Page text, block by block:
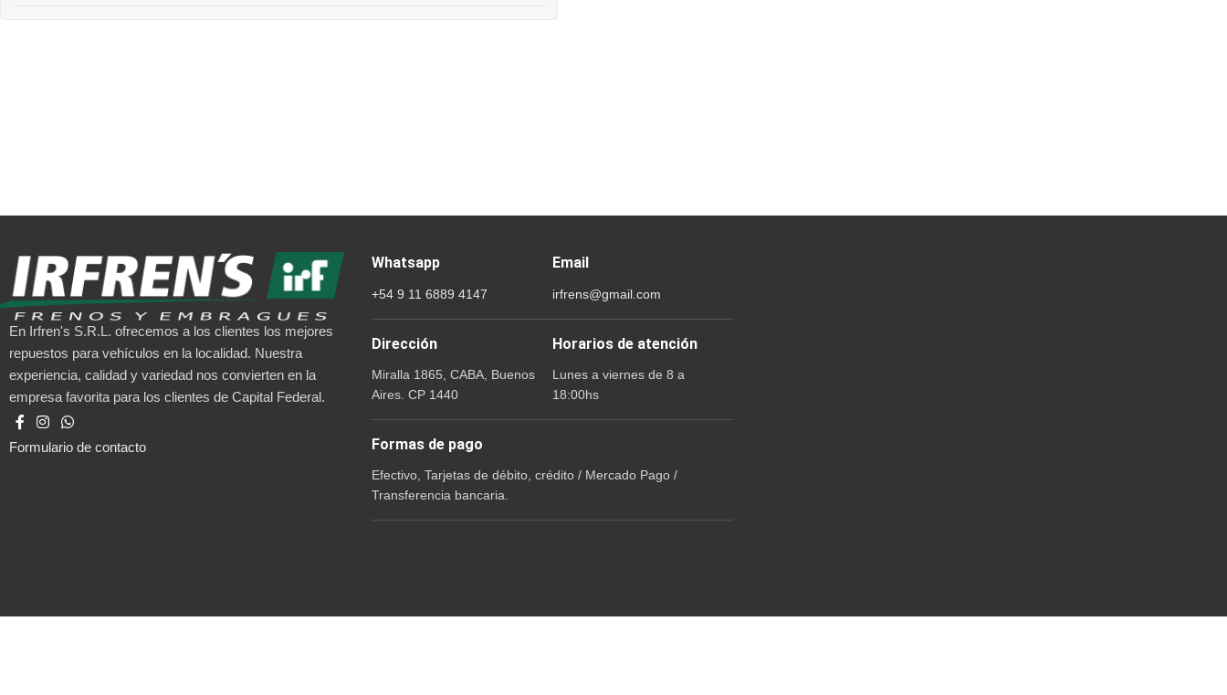
En Irfren's S.R.L. ofrecemos a los clientes los mejores
repuestos para vehículos en la localidad. Nuestra
experiencia, calidad y variedad nos convierten en la
empresa favorita para los clientes de Capital Federal.
Formulario de contacto
Whatsapp
+54 9 11 6889 4147
Email
irfrens@gmail.com
Dirección
Miralla 1865, CABA, Buenos
Aires. CP 1440
Horarios de atención
Lunes a viernes de 8 a
18:00hs
Formas de pago
Efectivo, Tarjetas de débito, crédito / Mercado Pago /
Transferencia bancaria.